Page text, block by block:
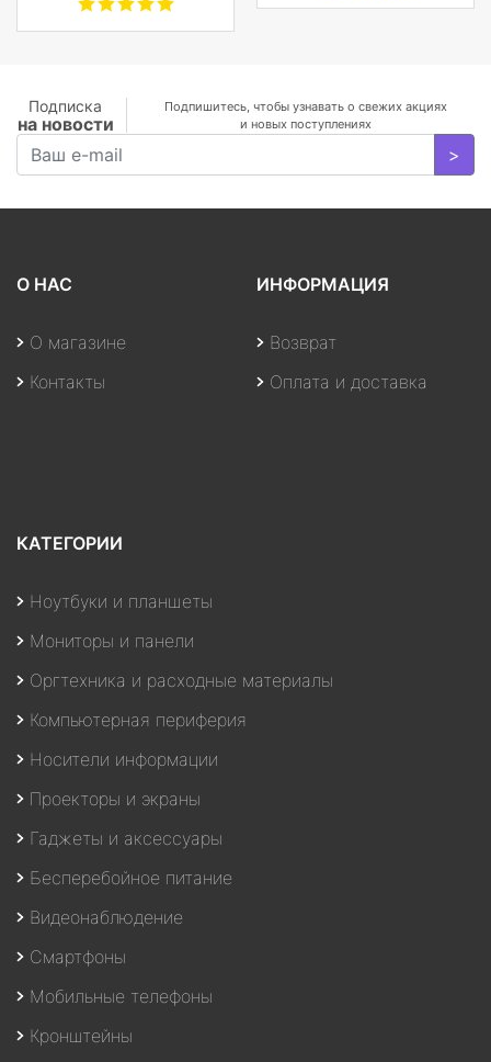
GB+1TB SSD/GF
MX350 2
кг/W10Pro/3Y/SILVER
комфорт, и защиту
Подписка
на новости
Подпишитесь, чтобы узнавать о свежих акциях
и новых поступлениях
>
О НАС
О магазине
Контакты
ИНФОРМАЦИЯ
Возврат
Оплата и доставка
КАТЕГОРИИ
Ноутбуки и планшеты
Мониторы и панели
Оргтехника и расходные материалы
Компьютерная периферия
Носители информации
Проекторы и экраны
Гаджеты и аксессуары
Бесперебойное питание
Видеонаблюдение
Смартфоны
Мобильные телефоны
Кронштейны